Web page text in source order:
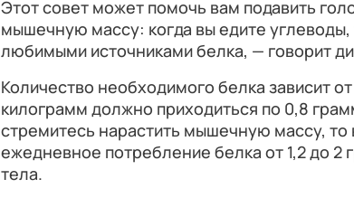
Этот совет может помочь вам подавить
мышечную массу: когда вы едите углеводы,
любимыми источниками белка, — говорит
Количество необходимого белка зависит
килограмм должно приходиться по 0,8
стремитесь нарастить мышечную массу,
ежедневное потребление белка от 1,2 до
тела.